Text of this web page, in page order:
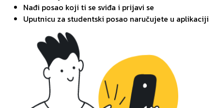
Nađi posao koji ti se sviđa i prijavi se
Uputnicu za studentski posao naručujete u aplikaciji